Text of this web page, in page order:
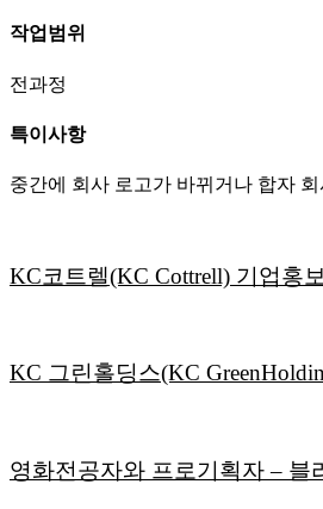
작업범위
전과정
특이사항
중간에 회사 로고가 바뀌거나 합자
KC코트렐(KC Cottrell) 기업홍
KC 그린홀딩스(KC
영화전공자와 프로기획자– 블